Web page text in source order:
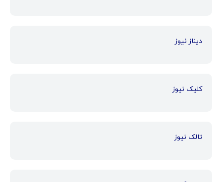
دیناز نیوز
کلیک نیوز
تالک نیوز